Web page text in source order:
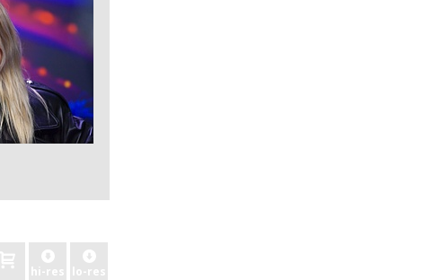
hi-res lo-res